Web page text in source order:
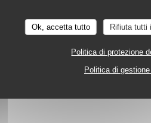
Ok, accetta tutto Rifiuta tutti
Politica di protezione
Politica di
Sie einen so schönen Abend bei
freuen uns, Sie bald wieder bei uns